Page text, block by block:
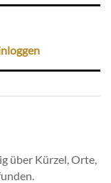
über Kürzel, Orte,